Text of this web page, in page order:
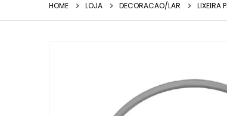
HOME LOJA DECORACAO/LAR LIXEIRA